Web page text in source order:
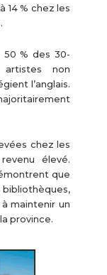
% chez les
50 % des 30-
non
l’anglais.
chez les
élevé.
que
bibliothèques,
maintenir un
province.